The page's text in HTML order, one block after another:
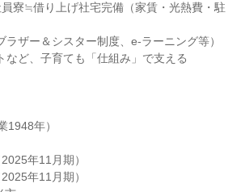
寮≒借り上げ社宅完備（家賃・光熱費・駐
ラザー＆シスター制度、e-ラーニング等）
など、子育ても「仕組み」で支える
1948年）
年11月期）
年11月期）